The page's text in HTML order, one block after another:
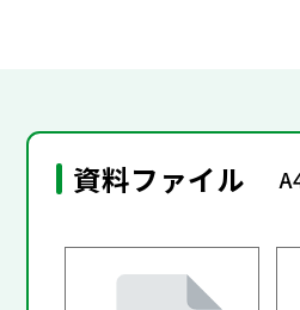
資料ファイル